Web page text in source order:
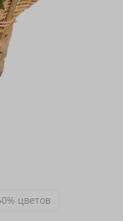
цветов